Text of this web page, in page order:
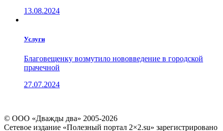
13.08.2024
Услуги
Благовещенку возмутило нововведение в городской
прачечной
27.07.2024
© ООО «Дважды два» 2005-2026
Сетевое издание «Полезный портал 2×2.su» зарегистрировано